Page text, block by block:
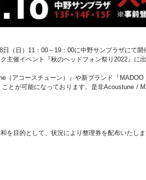
（日）11：00～19：00に中野サンプラザにて
主催イベント『秋のヘッドフォン祭り2022』に
（アコースチューン）』や新ブランド『
とが可能になっております。是非Acoustune /
を目的として、状況により整理券を配布いたし